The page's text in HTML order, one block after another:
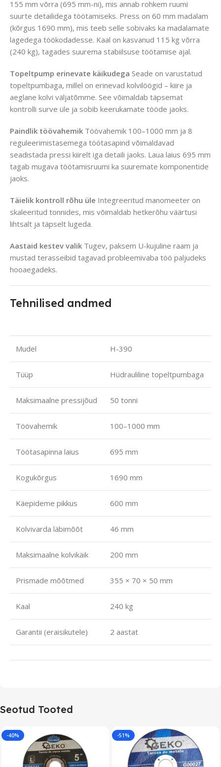
155 mm võrra (695 mm-ni), mis annab rohkem ruumi
suurte detailidega töötamiseks. Press on 60 mm madalam
(kõrgus 1690 mm), mis teeb selle sobivaks ka madalamate
lagedega töökodadesse. Kaal on kasvanud 115 kg võrra
(240 kg), tagades suurema stabiilsuse töötamise ajal.
Topeltpump erinevate käikudega Seade on varustatud
topeltpumbaga, millel on erinevad kolvilöögid – kiire ja
aeglane kolvi väljatõmme. See võimaldab täpsemat
kontrolli surve üle ja sobib keerukamate tööde jaoks.
Paindlik töövahemik Töövahemik 100–1000 mm ja 8
reguleerimistasemega töötasapind võimaldavad
seadistada pressi kiirelt iga detaili jaoks. Laua laius 695 mm
tagab mugava töötamisruumi ka suuremate komponentide
jaoks.
Täielik kontroll rõhu üle Integreeritud manomeeter on
skaleeritud tonnides, mis võimaldab hetkerõhu väärtusi
lihtsalt ja täpselt lugeda.
Aastaid kestev valik Tugev, paksem U-kujuline raam ja
mustad terasseibid tagavad probleemivaba töö paljudeks
hooaegadeks.
Tehnilised andmed
Mudel H-390
Tüüp Hüdrauliline topeltpumbaga
Maksimaalne pressijõud 50 tonni
Töövahemik 100–1000 mm
Töötasapinna laius 695 mm
Kogukõrgus 1690 mm
Käepideme pikkus 600 mm
Kolvivarda läbimõõt 46 mm
Maksimaalne kolvikäik 200 mm
Prismade mõõtmed 355 × 70 × 50 mm
Kaal 240 kg
Garantii (eraisikutele) 2 aastat
Seotud Tooted
-40% -51%